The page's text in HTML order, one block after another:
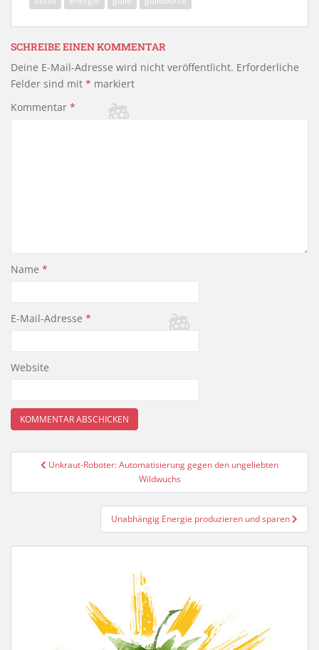
e
b
o
o
k
er n
SCHREIBE EINEN KOMMENTAR
Deine E-Mail-Adresse wird nicht veröffentlicht. Erforderliche
Felder sind mit * markiert
Kommentar *
Name *
E-Mail-Adresse *
Website
Beitragsnavigation
Unkraut-Roboter: Automatisierung gegen den ungeliebten
Wildwuchs
Unabhängig Energie produzieren und sparen